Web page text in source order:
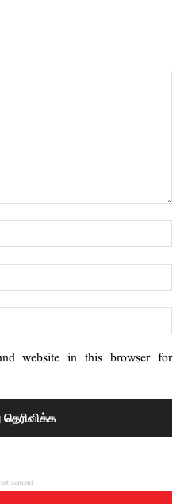
website in this browser for
-